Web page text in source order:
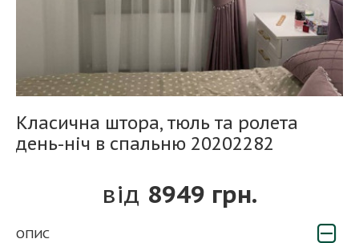
Класична штора, тюль та ролета
день-ніч в спальню 20202282
8949 грн.
ОПИС